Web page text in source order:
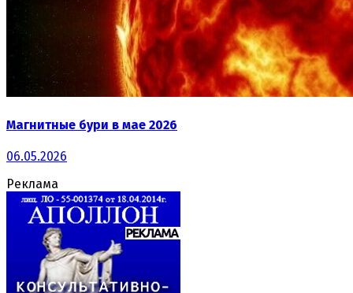
Магнитные бури в мае 2026
06.05.2026
Реклама